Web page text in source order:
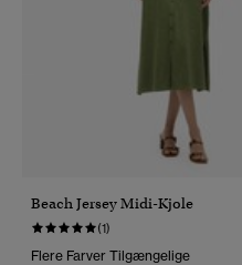
Beach Jersey Midi-Kjole
(1)
Flere Farver Tilgængelige